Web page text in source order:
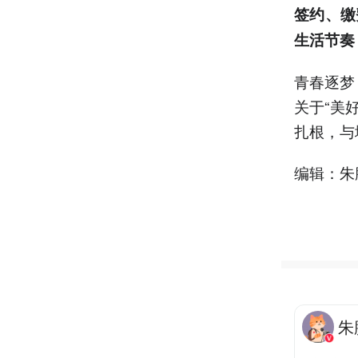
签约、
生活节
青春逐
关于“美
扎根，
编辑：